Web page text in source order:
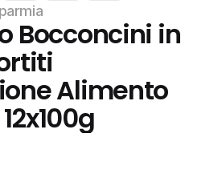
Bocconcini in
Alimento